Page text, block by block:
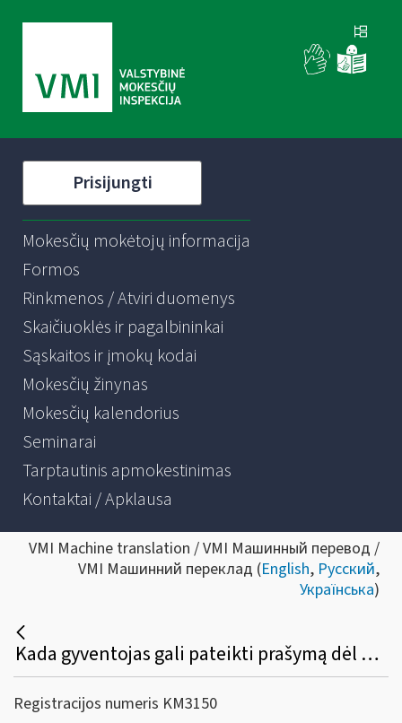
Prisijungti
Mokesčių mokėtojų informacija
Formos
Rinkmenos / Atviri duomenys
Skaičiuoklės ir pagalbininkai
Sąskaitos ir įmokų kodai
Mokesčių žinynas
Mokesčių kalendorius
Seminarai
Tarptautinis apmokestinimas
Kontaktai / Apklausa
VMI Machine translation / VMI Машинный перевод /
VMI Машинний переклад (English, Русский,
Українська)
Kada gyventojas gali pateikti prašymą dėl mokesčių (gyventojų pajamų, žemės ar kt.) mokėjimo išdėstymo dalimis ar termino atidėjimo? Kokia prašymo pateikimo tvarka ir koks sprendimo priėmimo terminas?
Registracijos numeris KM3150